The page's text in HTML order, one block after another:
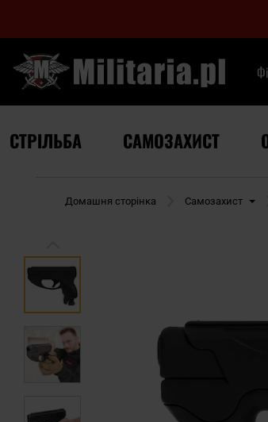
СТРІЛЬБА САМОЗАХИСТ
Домашня сторінка Самозахист